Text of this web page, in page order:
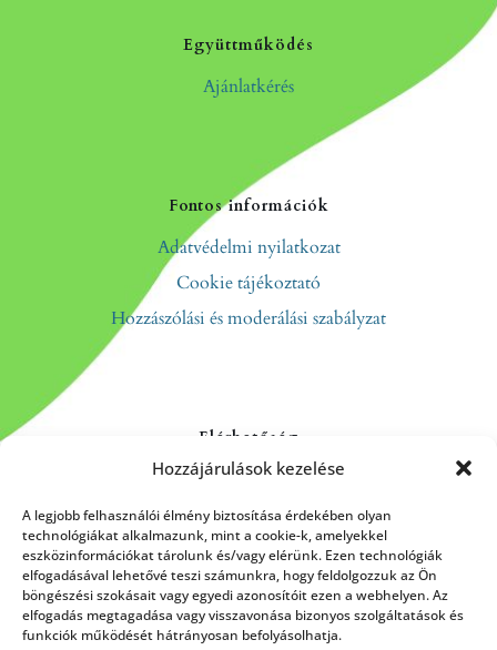
Hozzájárulások kezelése
A legjobb felhasználói élmény biztosítása érdekében olyan
technológiákat alkalmazunk, mint a cookie-k, amelyekkel
eszközinformációkat tárolunk és/vagy elérünk. Ezen technológiák
elfogadásával lehetővé teszi számunkra, hogy feldolgozzuk az Ön
böngészési szokásait vagy egyedi azonosítóit ezen a webhelyen. Az
elfogadás megtagadása vagy visszavonása bizonyos szolgáltatások és
funkciók működését hátrányosan befolyásolhatja.
Együttműködés
Ajánlatkérés
Fontos információk
Adatvédelmi nyilatkozat
Cookie tájékoztató
Hozzászólási és moderálási szabályzat
Elérhetőség
Kapcsolat
Rólunk
HÍRLEVÉL FELIRATKOZÁS